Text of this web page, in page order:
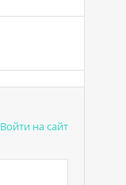
Войтина сайт